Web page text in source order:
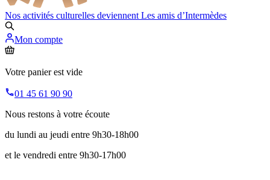
Nos activités culturelles deviennent Les amis d’Intermèdes
Mon compte
Votre panier est vide
01 45 61 90 90
Nous restons à votre écoute
du lundi au jeudi entre 9h30-18h00
et le vendredi entre 9h30-17h00